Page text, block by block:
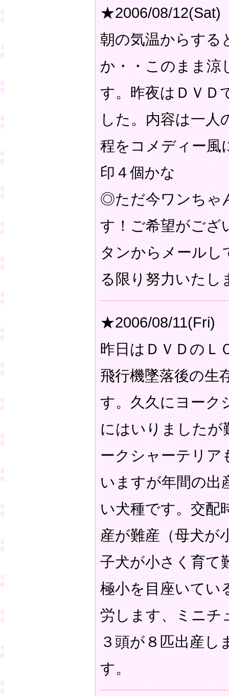
★2006/08/12(Sat)
朝の気温からする
か・・このまま涼
す。昨夜はＤＶＤ
した。内容は一人
程をコメディー
印４個かな
◎ただ今ワンちゃ
す！ご希望がござ
タンからメールし
る限り努力いたし
★2006/08/11(Fri)
昨日はＤＶＤのＬ
飛行機墜落後の生
す。久久にヨーク
にはいりましたが
ークシャーテリア
いますが年間の出
い犬種です。交配
産が難産（母犬が
子犬が小さく育て
極小を目座いてい
労します、ミニチ
３頭が８匹出産し
す。